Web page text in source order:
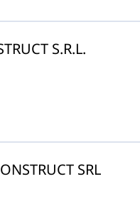
S.R.L.
SRL